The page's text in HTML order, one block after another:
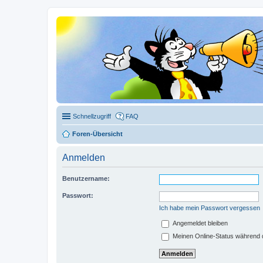
Schnellzugriff FAQ
Foren-Übersicht
Anmelden
Benutzername:
Passwort:
Ich habe mein Passwort vergessen
Angemeldet bleiben
Meinen Online-Status